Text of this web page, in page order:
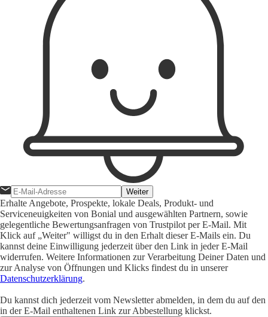
Weiter
Erhalte Angebote, Prospekte, lokale Deals, Produkt- und
Serviceneuigkeiten von Bonial und ausgewählten Partnern, sowie
gelegentliche Bewertungsanfragen von Trustpilot per E-Mail. Mit
Klick auf „Weiter" willigst du in den Erhalt dieser E-Mails ein. Du
kannst deine Einwilligung jederzeit über den Link in jeder E-Mail
widerrufen. Weitere Informationen zur Verarbeitung Deiner Daten und
zur Analyse von Öffnungen und Klicks findest du in unserer
Datenschutzerklärung.
Du kannst dich jederzeit vom Newsletter abmelden, in dem du auf den
in der E-Mail enthaltenen Link zur Abbestellung klickst.